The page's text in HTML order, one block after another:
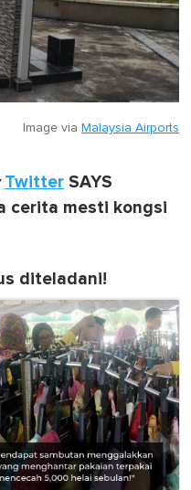
Image via Malaysia Airports
Twitter SAYS
cerita mesti kongsi
diteladani!